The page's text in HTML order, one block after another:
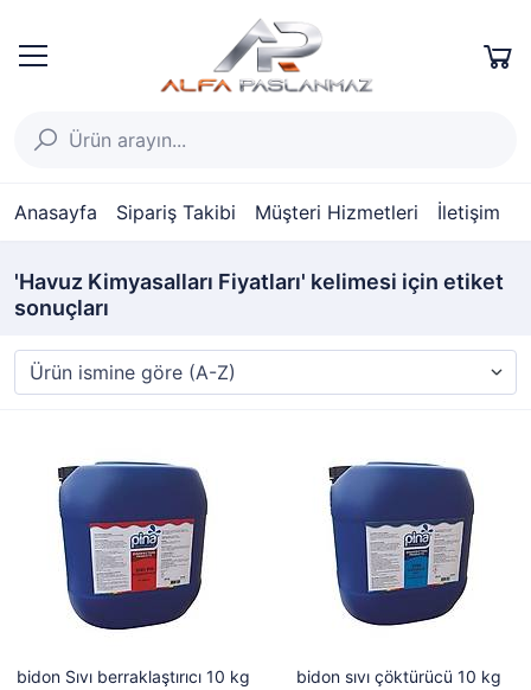
Anasayfa Sipariş Takibi Müşteri Hizmetleri İletişim
'Havuz Kimyasalları Fiyatları' kelimesi için etiket
sonuçları
bidon Sıvı berraklaştırıcı 10 kg
bidon sıvı çöktürücü 10 kg